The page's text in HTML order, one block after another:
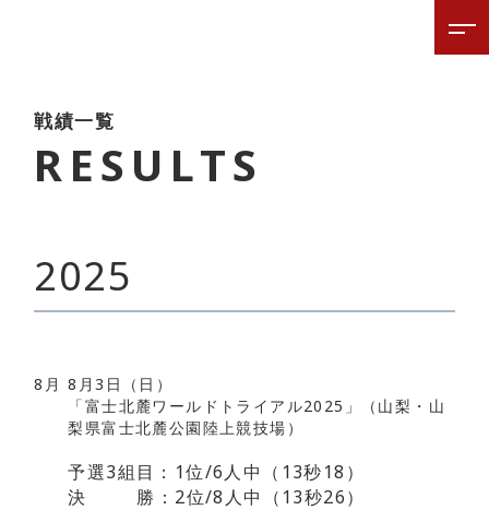
戦績一覧
RESULTS
2025
8月 8月3日（日）
「富士北麓ワールドトライアル2025」（山梨・山
梨県富士北麓公園陸上競技場）
予選3組目：1位/6人中（13秒18）
決 勝：2位/8人中（13秒26）